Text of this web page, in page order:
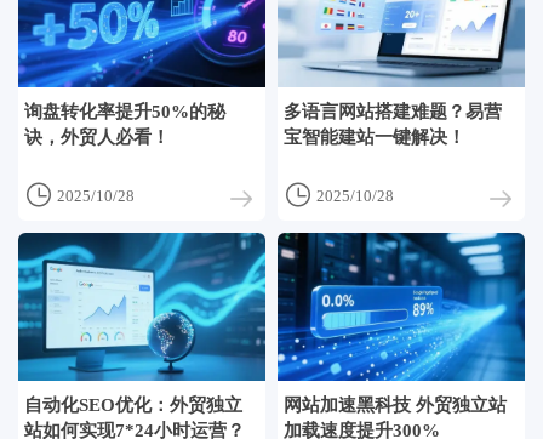
询盘转化率提升50%的秘
诀，外贸人必看！
 2025/10/28
多语言网站搭建难题？易营
宝智能建站一键解决！
 2025/10/28
自动化SEO优化：外贸独立
站如何实现7*24小时运营？
网站加速黑科技 外贸独立站
加载速度提升300%